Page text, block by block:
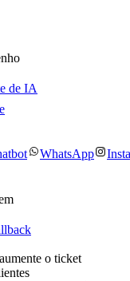
de IA
WhatsApp
o ticket